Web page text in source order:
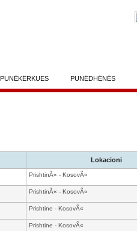
PUNËKËRKUES PUNËDHËNËS
Lokacioni
PrishtinÃ« - KosovÃ«
PrishtinÃ« - KosovÃ«
Prishtine - KosovÃ«
Prishtine - KosovÃ«